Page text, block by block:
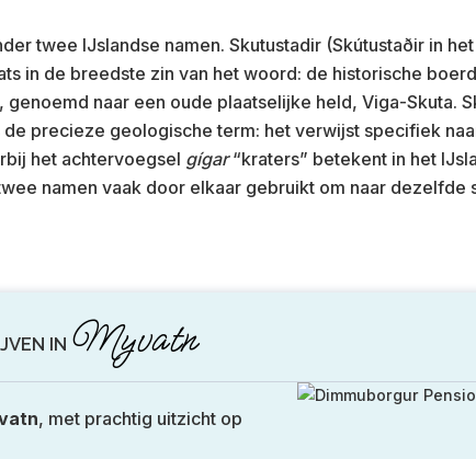
twee IJslandse namen. Skutustadir (Skútustaðir in
in de breedste zin van het woord: de historische
naar een oude plaatselijke held, Viga-Skuta.
de precieze geologische term: het verwijst specifiek
het achtervoegsel gígar“kraters” betekent in het
namen vaak door elkaar gebruikt om naar dezelfde
IN Myvatn
, met prachtig uitzicht op